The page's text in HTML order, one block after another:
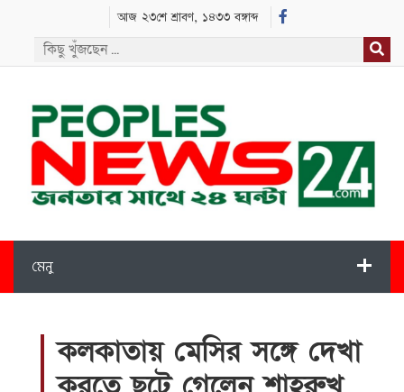
আজ ২৩শে শ্রাবণ, ১৪৩৩ বঙ্গাব্দ
মেনু
কলকাতায় মেসির সঙ্গে দেখা